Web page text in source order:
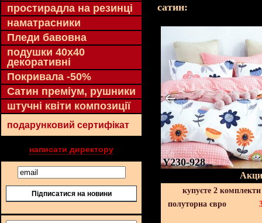
простирадла на резинці
наматрасники
Пледи бавовна
подушки 40х40
декоративні
Покривала -50%
Сатин преміум, рушники
штучні квіти композиції
подарунковий сертифікат
написати директору
Підписатися на новини
cатин:
Y230-928
купуєте 2
полуторна євро